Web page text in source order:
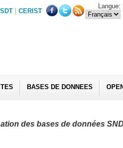
| CERIST
Langue:
BASES DE DONNEES
des bases de données